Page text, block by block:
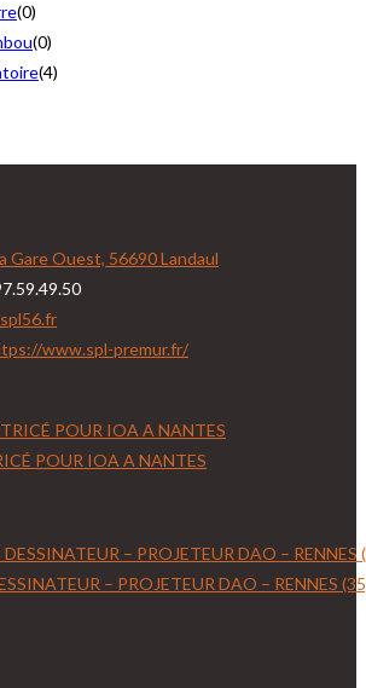
(0)
(0)
(4)
Gare Ouest, 56690 Landaul
S’ouvre
dans
www.spl-premur.fr/
POUR IOA A NANTES
– PROJETEUR DAO – RENNES